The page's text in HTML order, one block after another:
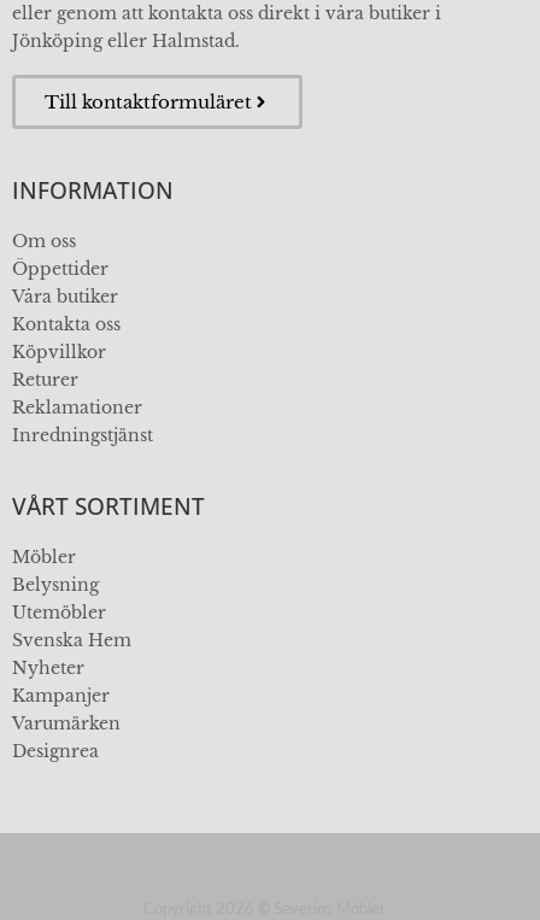
eller genom att kontakta oss direkt i våra butiker i
Jönköping eller Halmstad.
Till kontaktformuläret
INFORMATION
Om oss
Öppettider
Våra butiker
Kontakta oss
Köpvillkor
Returer
Reklamationer
Inredningstjänst
VÅRT SORTIMENT
Möbler
Belysning
Utemöbler
Svenska Hem
Nyheter
Kampanjer
Varumärken
Designrea